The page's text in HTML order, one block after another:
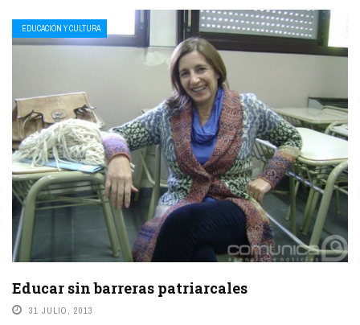
EDUCACIÓN Y CULTURA
Educar sin barreras patriarcales
31 JULIO, 2013